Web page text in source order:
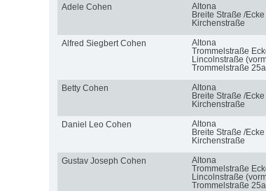
Adele Cohen
Altona
Breite Straße /Ecke
Kirchenstraße
Alfred Siegbert Cohen
Altona
Trommelstraße
Lincolnstraße
Trommelstraße
Betty Cohen
Altona
Breite Straße /Ecke
Kirchenstraße
Daniel Leo Cohen
Altona
Breite Straße /Ecke
Kirchenstraße
Gustav Joseph Cohen
Altona
Trommelstraße
Lincolnstraße
Trommelstraße